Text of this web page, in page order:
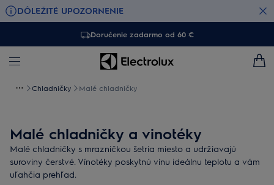
DÔLEŽITÉ UPOZORNENIE
Doručenie zadarmo od 60 €
Chladničky Malé chladničky
Malé chladničky a vinotéky
Malé chladničky s mrazničkou šetria miesto a udržiavajú
suroviny čerstvé. Vínotéky poskytnú vínu ideálnu teplotu a vám
uľahčia prehľad.